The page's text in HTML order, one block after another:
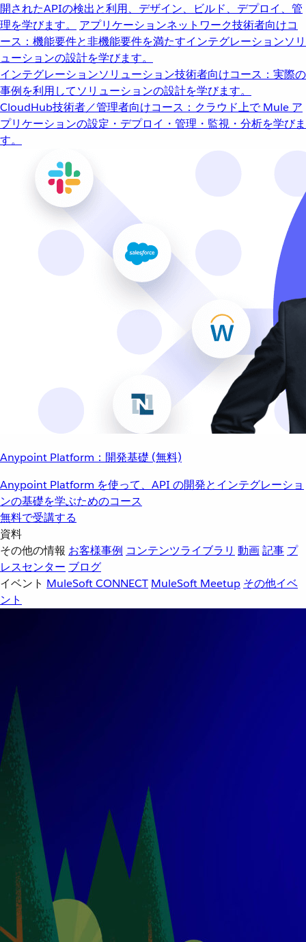
開されたAPIの検出と利用、デザイン、ビルド、デプロイ、管
理を学びます。
アプリケーションネットワーク技術者向けコ
ース：機能要件と非機能要件を満たすインテグレーションソリ
ューションの設計を学びます。
インテグレーションソリューション技術者向けコース：実際の
事例を利用してソリューションの設計を学びます。
CloudHub技術者／管理者向けコース：クラウド上で Mule ア
プリケーションの設定・デプロイ・管理・監視・分析を学びま
す。
Anypoint Platform：開発基礎 (無料)
Anypoint Platform を使って、API の開発とインテグレーショ
ンの基礎を学ぶためのコース
無料で受講する
資料
その他の情報 お客様事例 コンテンツライブラリ 動画記事 プ
レスセンター ブログ
イベント MuleSoft CONNECT MuleSoft Meetup その他イベ
ント